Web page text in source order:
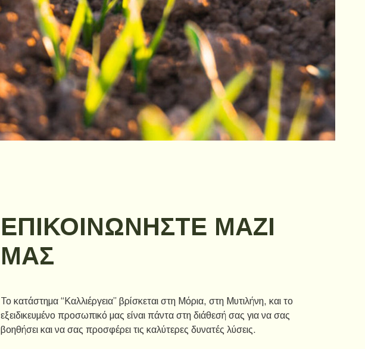
Το κατάστημα “Καλλιέργεια” βρίσκεται στη Μόρια, στη Μυτιλήνη, και το
εξειδικευμένο προσωπικό μας είναι πάντα στη διάθεσή σας για να σας
βοηθήσει και να σας προσφέρει τις καλύτερες δυνατές λύσεις.
ΕΠΙΚΟΙΝΩΝΗΣΤΕ ΜΑΖΙ
ΜΑΣ